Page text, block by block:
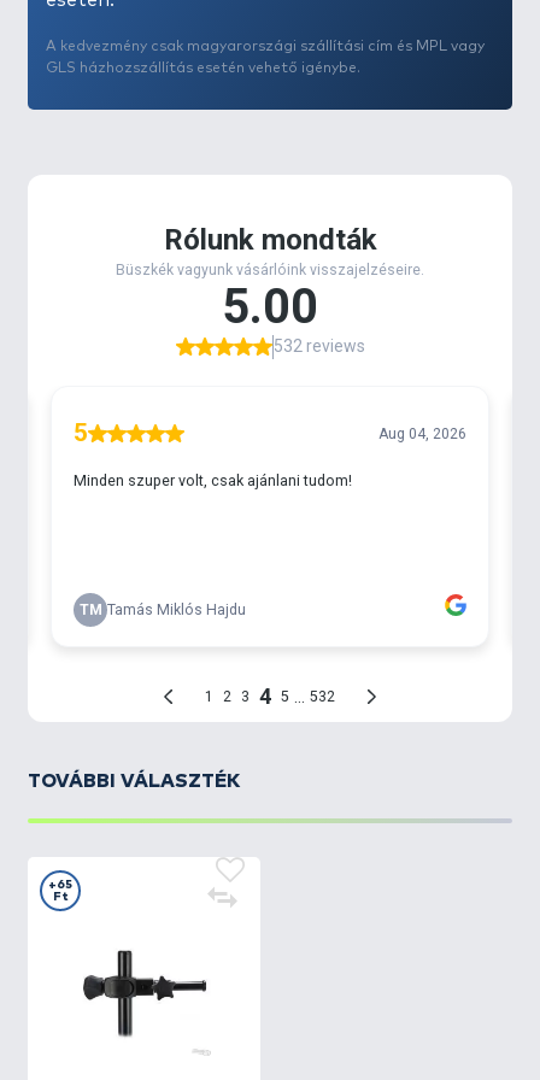
A kedvezmény csak magyarországi szállítási cím és MPL vagy
GLS házhozszállítás esetén vehető igénybe.
TOVÁBBI VÁLASZTÉK
+65
Ft